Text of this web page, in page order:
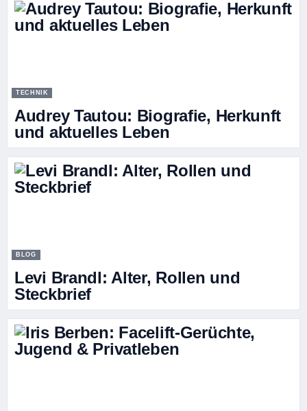
TECHNIK
Audrey Tautou: Biografie, Herkunft
und aktuelles Leben
BLOG
Levi Brandl: Alter, Rollen und
Steckbrief